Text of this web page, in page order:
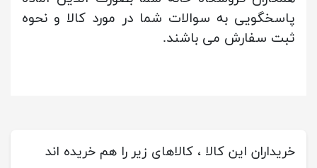
پاسخگویی به سوالات شما در مورد کالا و نحوه
ثبت سفارش می باشند.
خریداران این کالا ، کالاهای زیر را هم خریده اند